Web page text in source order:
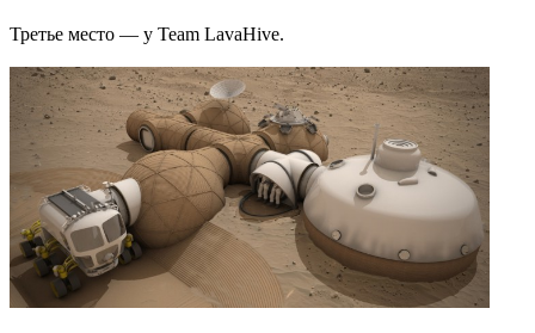
Третье место — у Team LavaHive.